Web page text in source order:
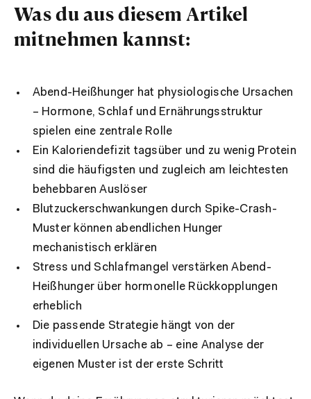
Was du aus diesem Artikel
mitnehmen kannst:
Abend-Heißhunger hat physiologische Ursachen
– Hormone, Schlaf und Ernährungsstruktur
spielen eine zentrale Rolle
Ein Kaloriendefizit tagsüber und zu wenig Protein
sind die häufigsten und zugleich am leichtesten
behebbaren Auslöser
Blutzuckerschwankungen durch Spike-Crash-
Muster können abendlichen Hunger
mechanistisch erklären
Stress und Schlafmangel verstärken Abend-
Heißhunger über hormonelle Rückkopplungen
erheblich
Die passende Strategie hängt von der
individuellen Ursache ab – eine Analyse der
eigenen Muster ist der erste Schritt